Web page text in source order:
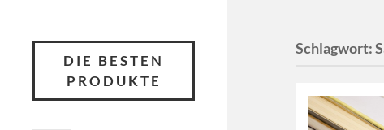
DIE BESTEN
PRODUKTE
Schlagwort: